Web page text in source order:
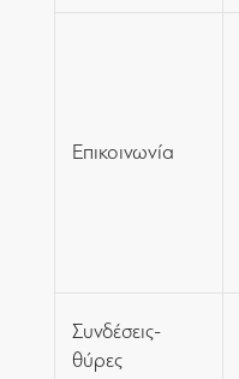
Επικοινωνία
Συνδέσεις-
θύρες